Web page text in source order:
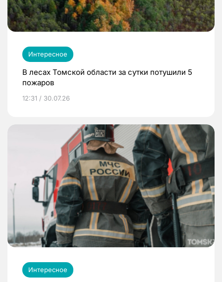
Интересное
В лесах Томской области за сутки потушили 5
пожаров
12:31 / 30.07.26
Интересное